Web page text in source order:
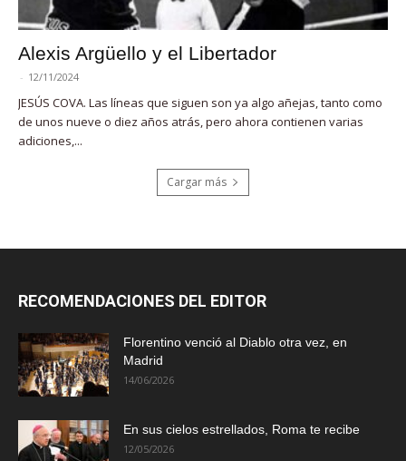
Alexis Argüello y el Libertador
- 12/11/2024
JESÚS COVA. Las líneas que siguen son ya algo añejas, tanto como
de unos nueve o diez años atrás, pero ahora contienen varias
adiciones,...
Cargar más
RECOMENDACIONES DEL EDITOR
Florentino venció al Diablo otra vez, en
Madrid
14/06/2026
En sus cielos estrellados, Roma te recibe
12/05/2026